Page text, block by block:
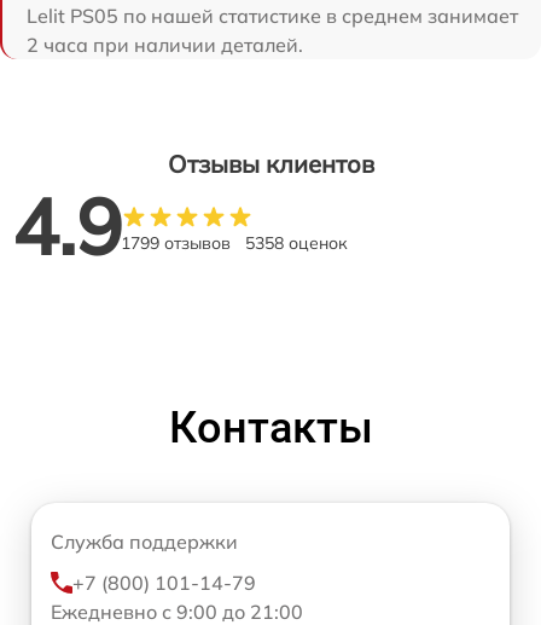
Lelit PS05 по нашей статистике в среднем занимает
2 часа при наличии деталей.
Отзывы клиентов
4.91799 отзывов 5358 оценок
Контакты
Служба поддержки
+7 (800) 101-14-79
Ежедневно с 9:00 до 21:00